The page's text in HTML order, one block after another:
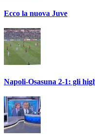
Ecco la nuova Juve
Napoli-Osasuna 2-1: gli